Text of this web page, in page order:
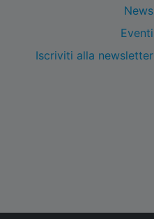
News
Eventi
Iscriviti alla newsletter